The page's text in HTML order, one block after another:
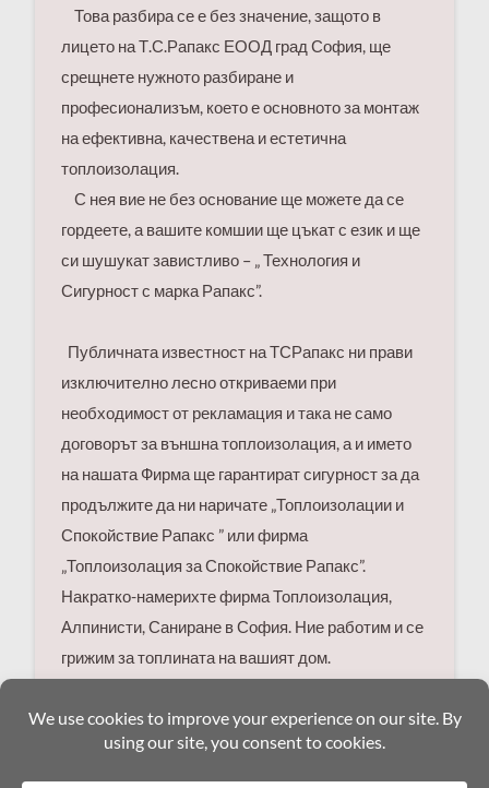
Това разбира се е без значение, защото в
лицето на Т.С.Рапакс ЕООД град София, ще
срещнете нужното разбиране и
професионализъм, което е основното за монтаж
на ефективна, качествена и естетична
топлоизолация.
С нея вие не без основание ще можете да се
гордеете, а вашите комшии ще цъкат с език и ще
си шушукат завистливо – „ Технология и
Сигурност с марка Рапакс”.
Публичната известност на ТСРапакс ни прави
изключително лесно откриваеми при
необходимост от рекламация и така не само
договорът за външна топлоизолация, а и името
на нашата Фирма ще гарантират сигурност за да
продължите да ни наричате „Топлоизолации и
Спокойствие Рапакс ” или фирма
„Топлоизолация за Спокойствие Рапакс”.
Накратко-намерихте фирма Топлоизолация,
Алпинисти, Саниране в София. Ние работим и се
грижим за топлината на вашият дом.